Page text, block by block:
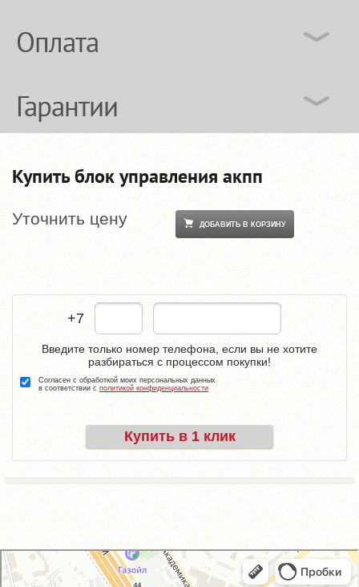
Оплата
Гарантии
Купить блок управления акпп
Уточнить цену ДОБАВИТЬ В КОРЗИНУ
+7
Купить в 1 клик
Введите только номер телефона, если вы не хотите
разбираться с процессом покупки!
Согласен с обработкой моих персональных данных
в соответствии с политикой конфиденциальности
GM-City&VAG-Repair
Автосервис, автотехцентр в Москве
Магазин автозапчастей и автотоваров в Москве